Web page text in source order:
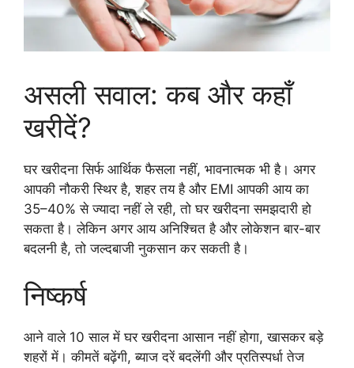
असली सवाल: कब और कहाँ
खरीदें?
घर खरीदना सिर्फ आर्थिक फैसला नहीं, भावनात्मक भी है। अगर
आपकी नौकरी स्थिर है, शहर तय है और EMI आपकी आय का
35–40% से ज्यादा नहीं ले रही, तो घर खरीदना समझदारी हो
सकता है। लेकिन अगर आय अनिश्चित है और लोकेशन बार-बार
बदलनी है, तो जल्दबाजी नुकसान कर सकती है।
निष्कर्ष
आने वाले 10 साल में घर खरीदना आसान नहीं होगा, खासकर बड़े
शहरों में। कीमतें बढ़ेंगी, ब्याज दरें बदलेंगी और प्रतिस्पर्धा तेज